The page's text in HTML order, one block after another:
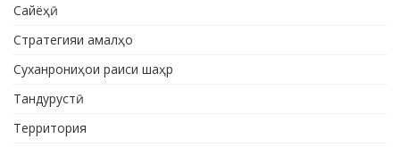
Сайёҳӣ
Стратегияи амалҳо
Суханрониҳои раиси шаҳр
Тандурустӣ
Территория